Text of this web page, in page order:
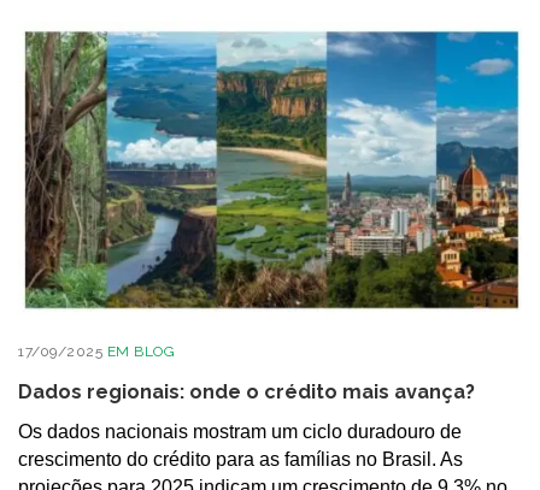
17/09/2025 EM BLOG
Dados regionais: onde o crédito mais avança?
Os dados nacionais mostram um ciclo duradouro de
crescimento do crédito para as famílias no Brasil. As